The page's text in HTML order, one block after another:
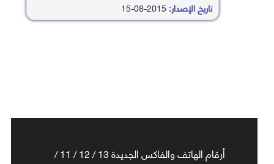
تاريخ الإصدار:
أرقام الهاتف والفاكس الجديدة 13 / 12 / 11 /